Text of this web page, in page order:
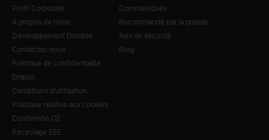
Profil Corporate
A propos de nous
Développement Durable
Contactez-nous
Politique de confidentialité
Emploi
Conditions d'utilisation
Politique relative aux cookies
Conformité CE
Recyclage EEE
Communiqués
Recommandé par la presse
Avis de sécurité
Blog